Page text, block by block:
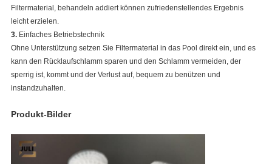
Filtermaterial, behandeln addiert können zufriedenstellendes Ergebnis
leicht erzielen.
3.Einfaches Betriebstechnik
Ohne Unterstützung setzen Sie Filtermaterial in das Pool direkt ein, und es
kann den Rücklaufschlamm sparen und den Schlamm vermeiden, der
sperrig ist, kommt und der Verlust auf, bequem zu benützen und
instandzuhalten.
Produkt-Bilder